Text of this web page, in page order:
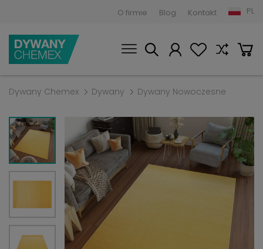
O firmie Blog Kontakt PL
Dywany Chemex Dywany Dywany Nowoczesne